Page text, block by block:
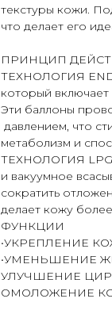
текстуры кожи.
что делает его
ПРИНЦИП
ТЕХНОЛОГИЯ
который включает
Эти баллоны
давлением, что
метаболизм и
ТЕХНОЛОГИЯ LPG:
и вакуумное
сократить
делает кожу
ФУНКЦИИ
•УКРЕПЛЕНИЕ
•УМЕНЬШЕНИЕ
УЛУЧШЕНИЕ
ОМОЛОЖЕНИЕ